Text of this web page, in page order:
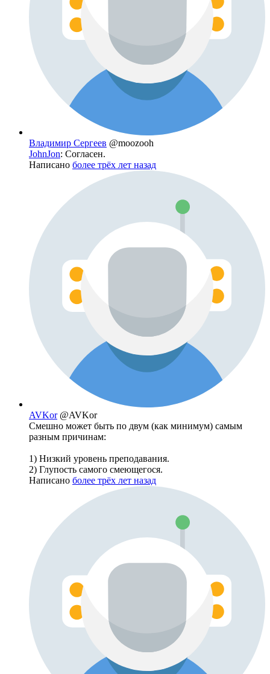
Владимир Сергеев @moozooh
JohnJon: Согласен.
Написано более трёх лет назад
AVKor @AVKor
Смешно может быть по двум (как минимум) самым
разным причинам:
1) Низкий уровень преподавания.
2) Глупость самого смеющегося.
Написано более трёх лет назад